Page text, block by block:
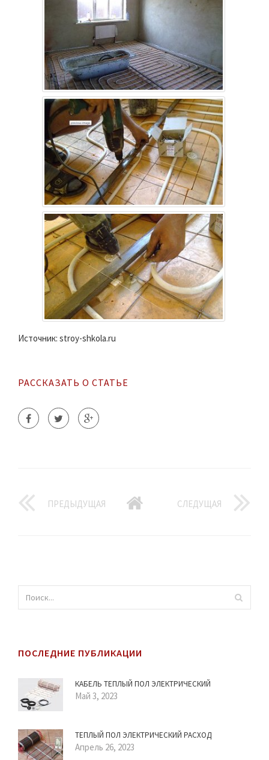
Источник: stroy-shkola.ru
РАССКАЗАТЬ О СТАТЬЕ
ПРЕДЫДУЩАЯ СЛЕДУЩАЯ
ПОСЛЕДНИЕ ПУБЛИКАЦИИ
КАБЕЛЬ ТЕПЛЫЙ ПОЛ ЭЛЕКТРИЧЕСКИЙ
Май 3, 2023
ТЕПЛЫЙ ПОЛ ЭЛЕКТРИЧЕСКИЙ РАСХОД
Апрель 26, 2023